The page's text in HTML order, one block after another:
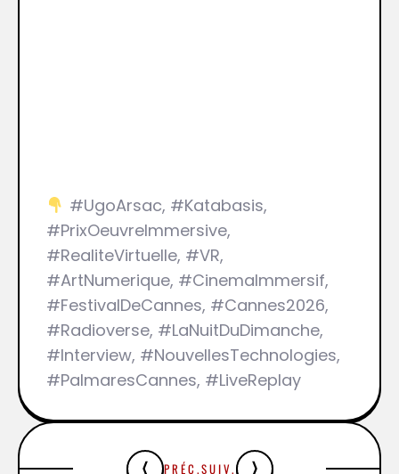
#UgoArsac, #Katabasis,
#PrixOeuvreImmersive,
#RealiteVirtuelle, #VR,
#ArtNumerique, #CinemaImmersif,
#FestivalDeCannes, #Cannes2026,
#Radioverse, #LaNuitDuDimanche,
#Interview, #NouvellesTechnologies,
#PalmaresCannes, #LiveReplay
PRÉC.SUIV.